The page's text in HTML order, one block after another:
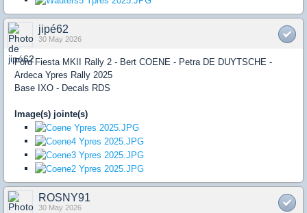
jipé62
30 May 2026
Ford Fiesta MKII Rally 2 - Bert COENE - Petra DE DUYTSCHE -
Ardeca Ypres Rally 2025
Base IXO - Decals RDS
Image(s) jointe(s)
ROSNY91
30 May 2026